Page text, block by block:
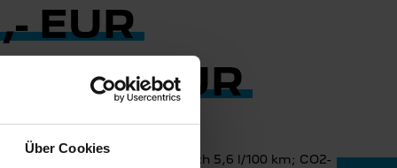
Über Cookies
EUR
EUR
WLTP: Kraftstoffverbrauch 5,6 l/100 km; CO2-